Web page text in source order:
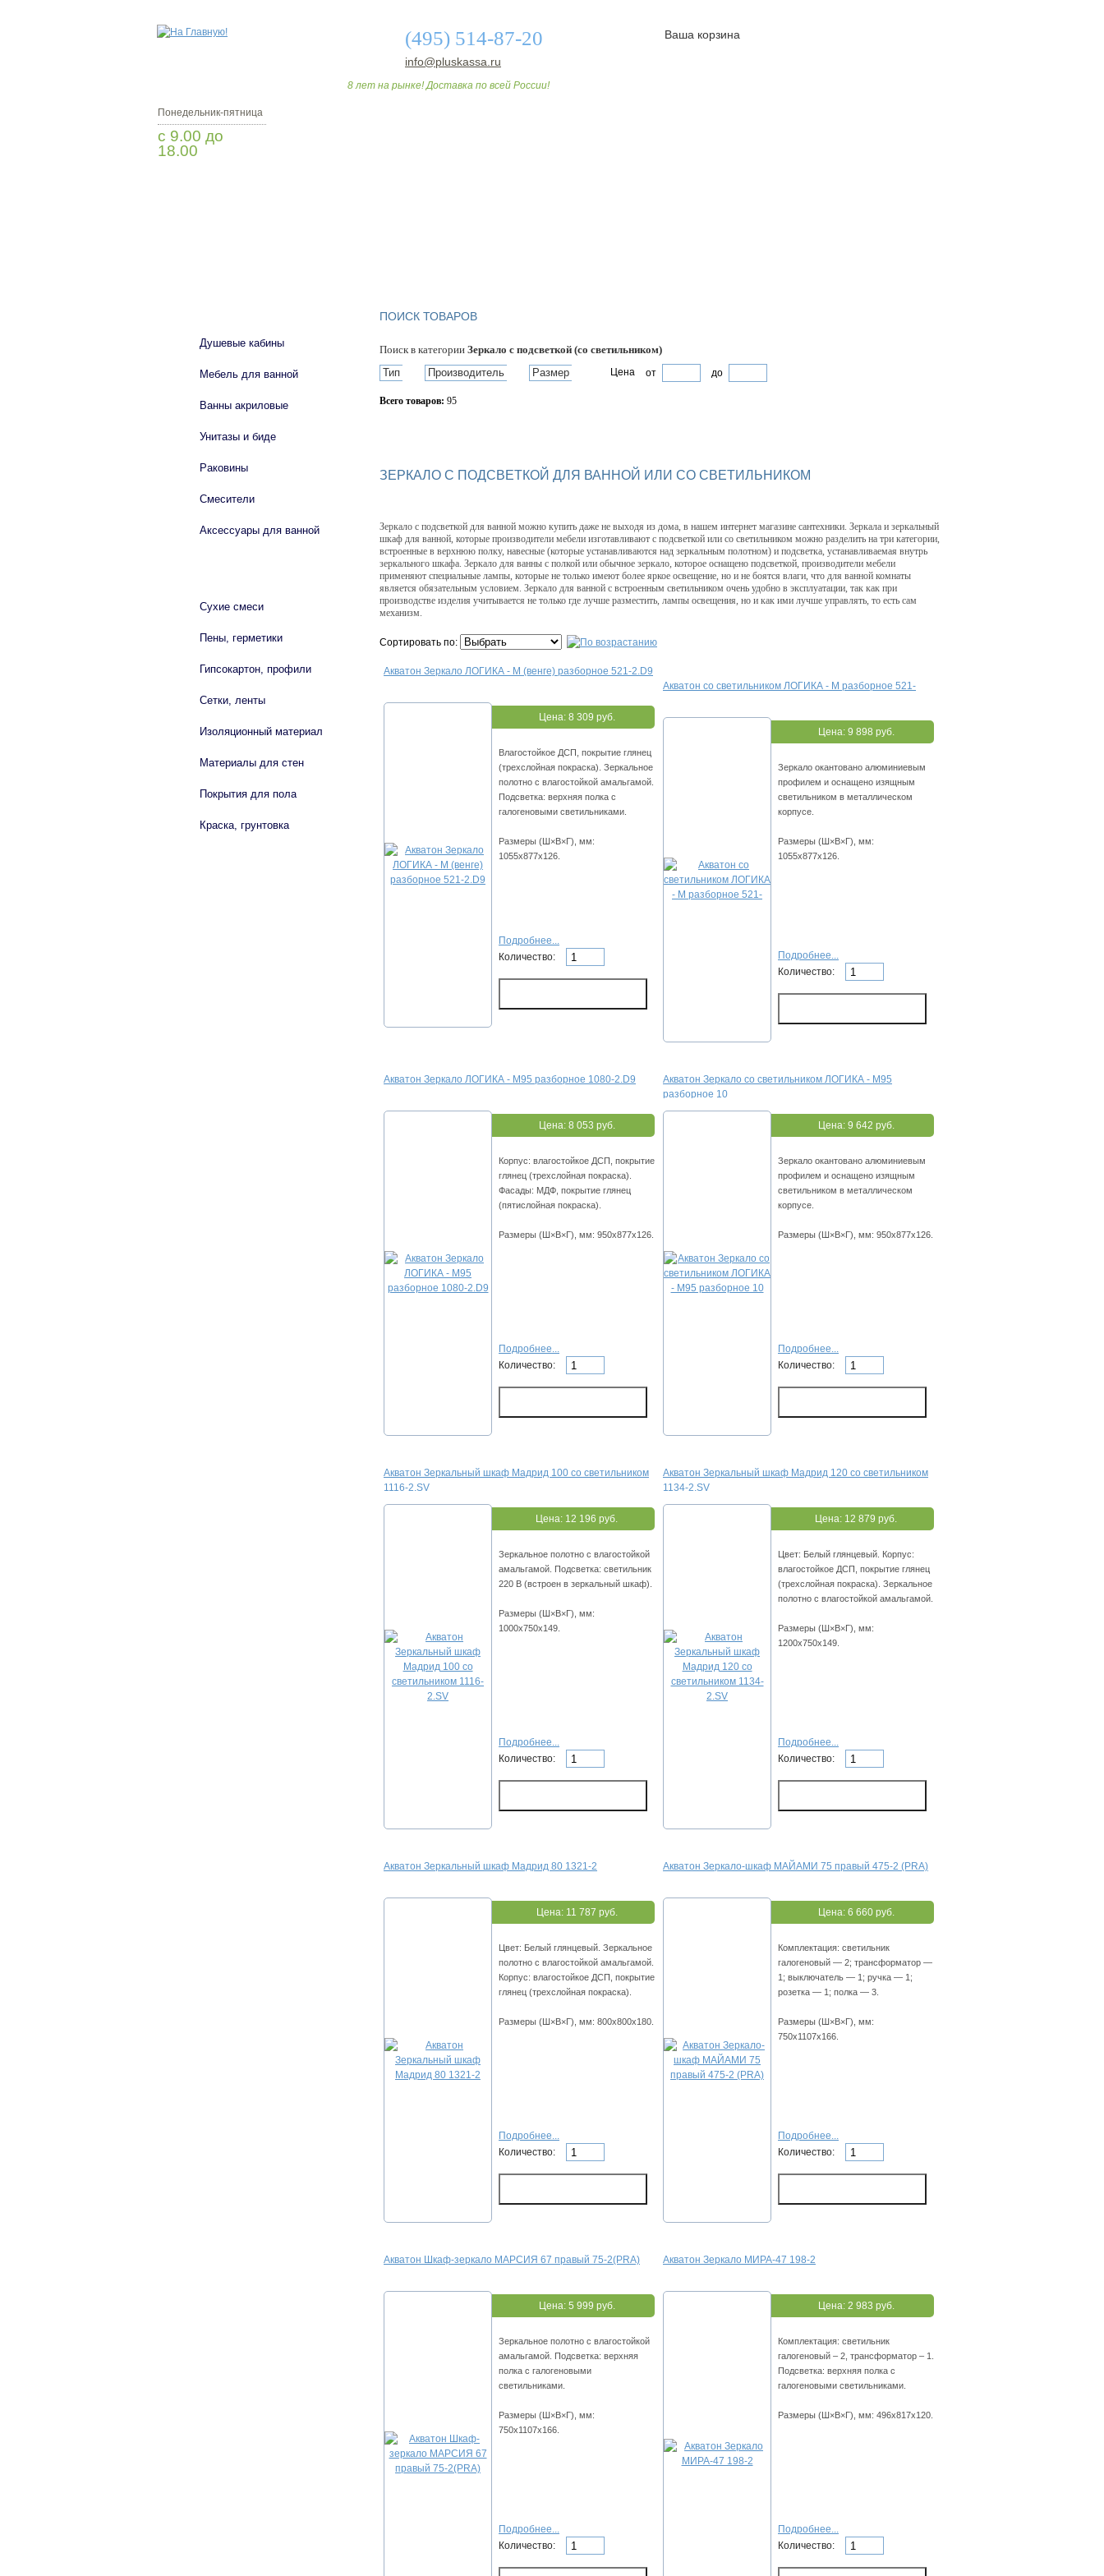
(495) 514-87-20
info@pluskassa.ru
8 лет на рынке! Доставка по всей России!
Ваша корзина
Понедельник-пятница
с 9.00 до
18.00
ПОИСК ТОВАРОВ
Поиск в категории Зеркало с подсветкой (со светильником)
Тип
Производитель Размер Цена от до
Всего товаров: 95
ЗЕРКАЛО С ПОДСВЕТКОЙ ДЛЯ ВАННОЙ ИЛИ СО СВЕТИЛЬНИКОМ
Зеркало с подсветкой для ванной можно купить даже не выходя из дома, в нашем интернет магазине сантехники. Зеркала и зеркальный
шкаф для ванной, которые производители мебели изготавливают с подсветкой или со светильником можно разделить на три категории,
встроенные в верхнюю полку, навесные (которые устанавливаются над зеркальным полотном) и подсветка, устанавливаемая внутрь
зеркального шкафа. Зеркало для ванны с полкой или обычное зеркало, которое оснащено подсветкой, производители мебели
применяют специальные лампы, которые не только имеют более яркое освещение, но и не боятся влаги, что для ванной комнаты
является обязательным условием. Зеркало для ванной с встроенным светильником очень удобно в эксплуатации, так как при
производстве изделия учитывается не только где лучше разместить, лампы освещения, но и как ими лучше управлять, то есть сам
механизм.
Сортировать по:
Акватон Зеркало ЛОГИКА - М (венге) разборное 521-2.D9
Цена: 8 309 руб.
Влагостойкое ДСП, покрытие глянец
(трехслойная покраска). Зеркальное
полотно с влагостойкой амальгамой.
Подсветка: верхняя полка с
галогеновыми светильниками.
Размеры (Ш×В×Г), мм:
1055х877х126.
Подробнее...
Количество:
Акватон со светильником ЛОГИКА - М разборное 521-
Цена: 9 898 руб.
Зеркало окантовано алюминиевым
профилем и оснащено изящным
светильником в металлическом
корпусе.
Размеры (Ш×В×Г), мм:
1055х877х126.
Подробнее...
Количество:
Акватон Зеркало ЛОГИКА - М95 разборное 1080-2.D9
Цена: 8 053 руб.
Корпус: влагостойкое ДСП, покрытие
глянец (трехслойная покраска).
Фасады: МДФ, покрытие глянец
(пятислойная покраска).
Размеры (Ш×В×Г), мм: 950х877х126.
Подробнее...
Количество:
Акватон Зеркало со светильником ЛОГИКА - М95
разборное 10
Цена: 9 642 руб.
Зеркало окантовано алюминиевым
профилем и оснащено изящным
светильником в металлическом
корпусе.
Размеры (Ш×В×Г), мм: 950х877х126.
Подробнее...
Количество:
Акватон Зеркальный шкаф Мадрид 100 со светильником
1116-2.SV
Цена: 12 196 руб.
Зеркальное полотно с влагостойкой
амальгамой. Подсветка: светильник
220 В (встроен в зеркальный шкаф).
Размеры (Ш×В×Г), мм:
1000х750х149.
Подробнее...
Количество:
Акватон Зеркальный шкаф Мадрид 120 со светильником
1134-2.SV
Цена: 12 879 руб.
Цвет: Белый глянцевый. Корпус:
влагостойкое ДСП, покрытие глянец
(трехслойная покраска). Зеркальное
полотно с влагостойкой амальгамой.
Размеры (Ш×В×Г), мм:
1200x750x149.
Подробнее...
Количество:
Акватон Зеркальный шкаф Мадрид 80 1321-2
Цена: 11 787 руб.
Цвет: Белый глянцевый. Зеркальное
полотно с влагостойкой амальгамой.
Корпус: влагостойкое ДСП, покрытие
глянец (трехслойная покраска).
Размеры (Ш×В×Г), мм: 800х800х180.
Подробнее...
Количество:
Акватон Зеркало-шкаф МАЙАМИ 75 правый 475-2 (PRA)
Цена: 6 660 руб.
Комплектация: светильник
галогеновый — 2; трансформатор —
1; выключатель — 1; ручка — 1;
розетка — 1; полка — 3.
Размеры (Ш×В×Г), мм:
750х1107х166.
Подробнее...
Количество:
Акватон Шкаф-зеркало МАРСИЯ 67 правый 75-2(PRA)
Цена: 5 999 руб.
Зеркальное полотно с влагостойкой
амальгамой. Подсветка: верхняя
полка с галогеновыми
светильниками.
Размеры (Ш×В×Г), мм:
750х1107х166.
Подробнее...
Количество:
Акватон Зеркало МИРА-47 198-2
Цена: 2 983 руб.
Комплектация: светильник
галогеновый – 2, трансформатор – 1.
Подсветка: верхняя полка с
галогеновыми светильниками.
Размеры (Ш×В×Г), мм: 496х817х120.
Подробнее...
Количество:
Душевые кабины
Мебель для ванной
Ванны акриловые
Унитазы и биде
Раковины
Смесители
Аксессуары для ванной
Сухие смеси
Пены, герметики
Гипсокартон, профили
Сетки, ленты
Изоляционный материал
Материалы для стен
Покрытия для пола
Краска, грунтовка